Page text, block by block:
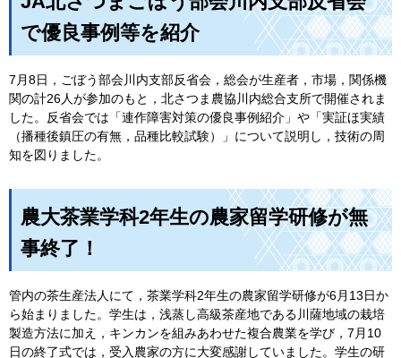
で優良事例等を紹介
7月8日，ごぼう部会川内支部反省会，総会が生産者，市場，関係機
関の計26人が参加のもと，北さつま農協川内総合支所で開催されま
した。反省会では「連作障害対策の優良事例紹介」や「実証ほ実績
（播種後鎮圧の有無，品種比較試験）」について説明し，技術の周
知を図りました。
農大茶業学科2年生の農家留学研修が無
事終了！
管内の茶生産法人にて，茶業学科2年生の農家留学研修が6月13日か
ら始まりました。学生は，浅蒸し高級茶産地である川薩地域の栽培
製造方法に加え，キンカンを組みあわせた複合農業を学び，7月10
日の終了式では，受入農家の方に大変感謝していました。学生の研